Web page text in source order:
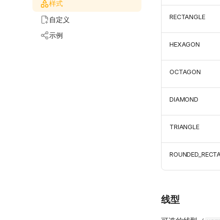
样式
自定义
示例
RECTANGLE
HEXAGON
OCTAGON
DIAMOND
TRIANGLE
线型